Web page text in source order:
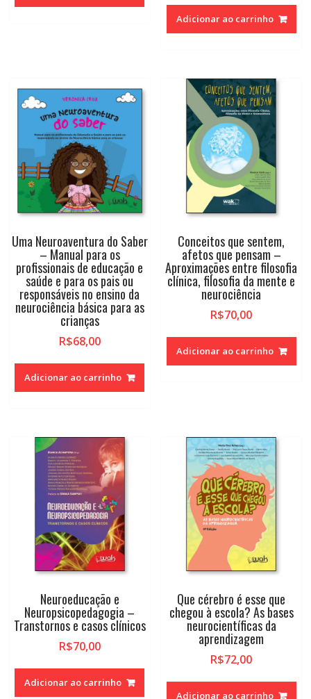
Adicionar ao carrinho
Uma Neuroaventura do Saber
– Manual para os
profissionais de educação e
saúde e para os pais ou
responsáveis no ensino da
neurociência básica para as
crianças
R$68,00
Adicionar ao carrinho
Conceitos que sentem,
afetos que pensam –
Aproximações entre filosofia
clínica, filosofia da mente e
neurociência
R$70,00
Adicionar ao carrinho
Neuroeducação e
Neuropsicopedagogia –
Transtornos e casos clínicos
R$70,00
Adicionar ao carrinho
Que cérebro é esse que
chegou à escola? As bases
neurocientíficas da
aprendizagem
R$72,00
Adicionar ao carrinho